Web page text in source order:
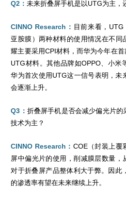
Q2：未来折叠屏手机是以UTG为主，
CINNO Research： 目前来看，
亚胺膜）两种材料的使用情况在不同
耀主要采用CPI材料，而华为今年在
UTG材料。其他品牌如OPPO、小米
华为首次使用UTG这一信号表明，未
会逐渐上升。
Q3： 折叠屏手机是否会减少偏光片
技术为主？
CINNO Research： COE（封装上覆
屏中偏光片的使用，削减膜层数量，
对于折叠屏产品整体利大于弊。因此
的渗透率有望在未来继续上升。